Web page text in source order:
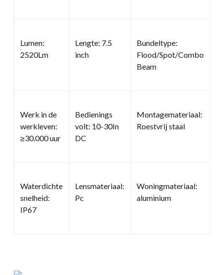
Lumen:
2520Lm
Lengte: 7.5
inch
Bundeltype:
Flood/Spot/Combo
Beam
Werk in de
werkleven:
≥30.000 uur
Bedienings
volt: 10-30In
DC
Montagemateriaal:
Roestvrij staal
Waterdichte
snelheid:
IP67
Lensmateriaal:
Pc
Woningmateriaal:
aluminium